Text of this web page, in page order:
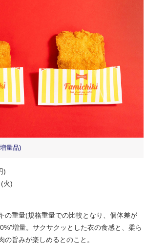
量品)
)
火)
の重量(規格重量での比較となり、個体差が
増量。サクサクッとした衣の食感と、柔ら
の旨みが楽しめるとのこと。